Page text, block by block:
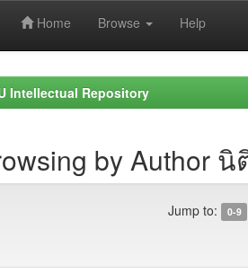
Home Browse Help
Intellectual Repository
by Author
Jump to: 0-9